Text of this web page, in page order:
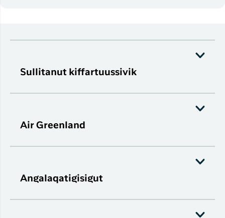
Sullitanut kiffartuussivik
Air Greenland
Angalaqatigisigut